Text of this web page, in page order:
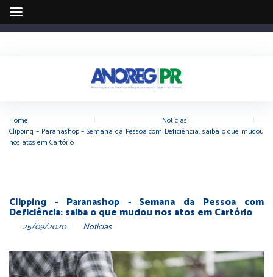
Home Notícias
Clipping – Paranashop – Semana da Pessoa com Deficiência: saiba o que mudou
nos atos em Cartório
Clipping - Paranashop - Semana da Pessoa com
Deficiência: saiba o que mudou nos atos em Cartório
25/09/2020 Notícias